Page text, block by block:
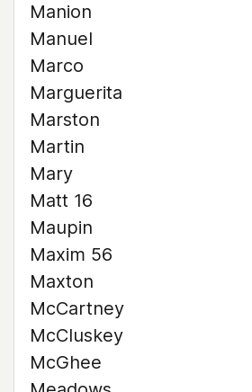
Manion
Manuel
Marco
Marguerita
Marston
Martin
Mary
Matt 16
Maupin
Maxim 56
Maxton
McCartney
McCluskey
McGhee